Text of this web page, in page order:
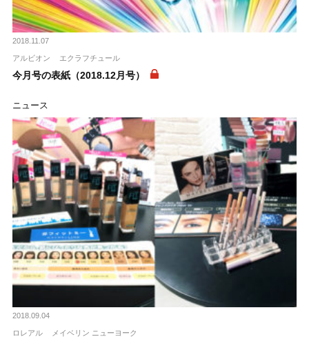
2018.11.07
アルビオン エクラフチュール
今月号の表紙（2018.12月号）
ニュース
2018.09.04
ロレアル メイベリン ニューヨーク